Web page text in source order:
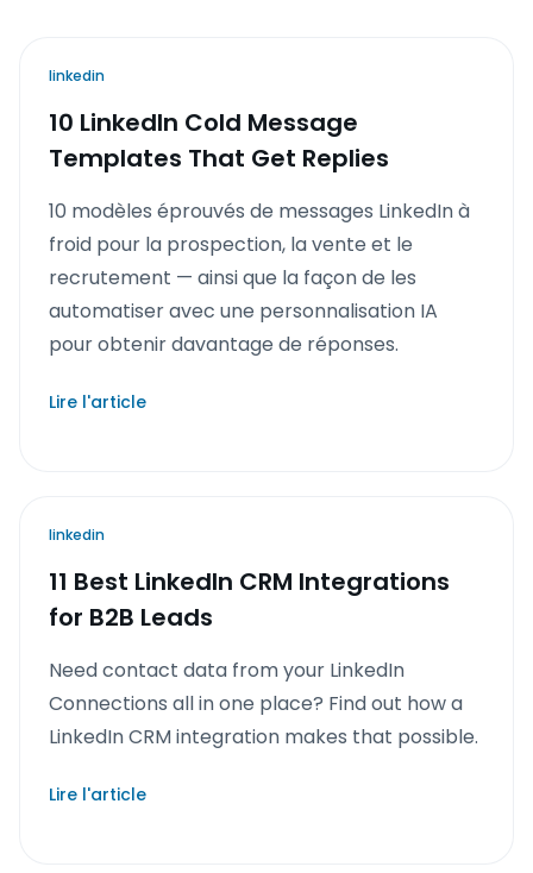
linkedin
10 LinkedIn Cold Message
Templates That Get Replies
10 modèles éprouvés de messages LinkedIn à
froid pour la prospection, la vente et le
recrutement — ainsi que la façon de les
automatiser avec une personnalisation IA
pour obtenir davantage de réponses.
Lire l'article
linkedin
11 Best LinkedIn CRM Integrations
for B2B Leads
Need contact data from your LinkedIn
Connections all in one place? Find out how a
LinkedIn CRM integration makes that possible.
Lire l'article